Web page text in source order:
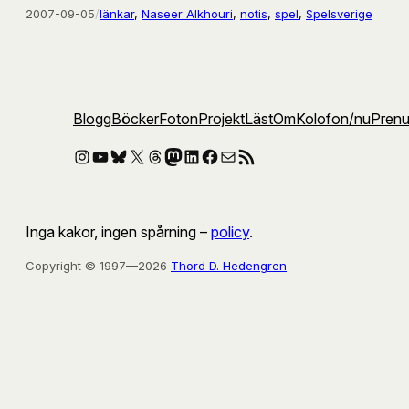
2007-09-05/länkar, Naseer Alkhouri, notis, spel, Spelsverige
BloggBöckerFotonProjektLästOmKolofon/nu
Instagram
YouTube
Bluesky
X Threads
Mastodon
LinkedIn
Facebook
E-postRSS-flöde
Inga kakor, ingen spårning – policy.
Copyright © 1997—2026 Thord D. Hedengren